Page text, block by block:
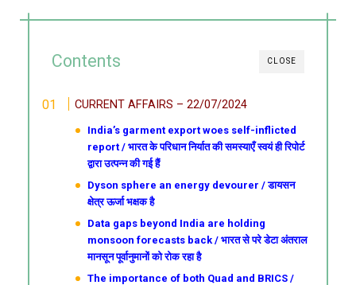
CLOSE
Contents
CURRENT AFFAIRS – 22/07/2024
India’s garment export woes self-inflicted
report / भारत के परिधान निर्यात की समस्याएँ स्वयं ही रिपोर्ट
द्वारा उत्पन्न की गई हैं
Dyson sphere an energy devourer / डायसन
क्षेत्र ऊर्जा भक्षक है
Data gaps beyond India are holding
monsoon forecasts back / भारत से परे डेटा अंतराल
मानसून पूर्वानुमानों को रोक रहा है
The importance of both Quad and BRICS /